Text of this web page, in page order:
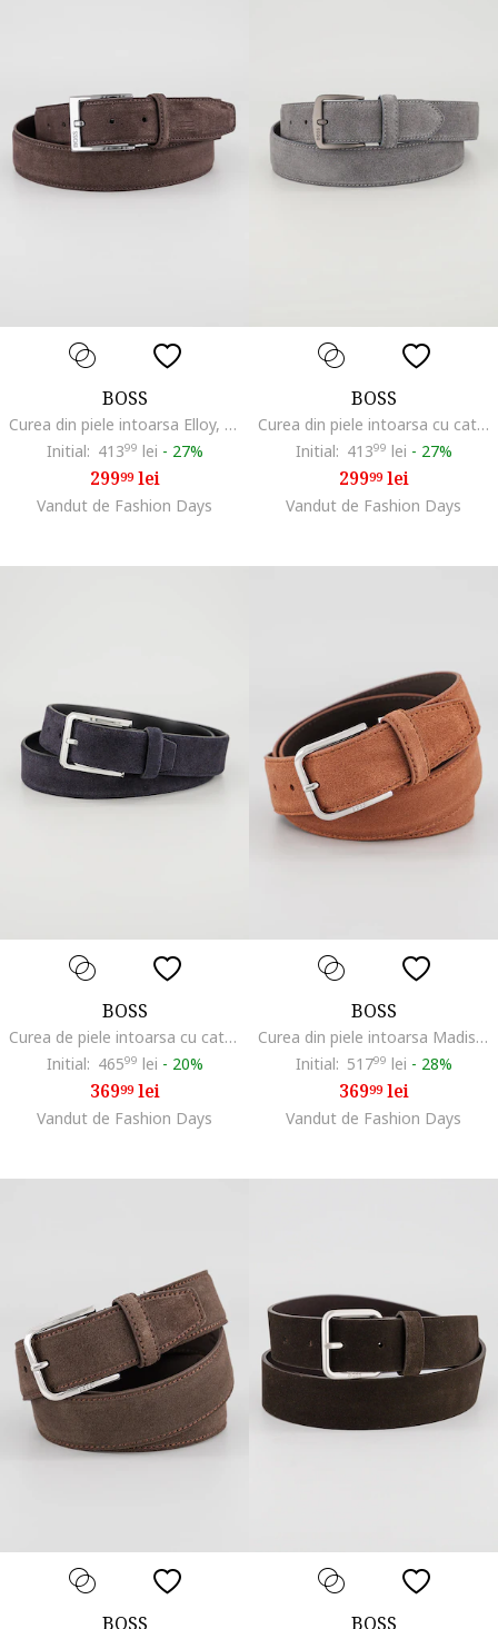
BOSS
Curea din piele intoarsa Elloy, Maro inchis
Initial: 41399 lei - 27%
29999lei
Vandut de Fashion Days
BOSS
Curea din piele intoarsa cu catarama metalica, Gri carbune
Initial: 41399 lei - 27%
29999lei
Vandut de Fashion Days
BOSS
Curea de piele intoarsa cu catarama metalica, Albastru ultramarin
Initial: 46599 lei - 20%
36999lei
Vandut de Fashion Days
BOSS
Curea din piele intoarsa Madison, Caramiziu
Initial: 51799 lei - 28%
36999lei
Vandut de Fashion Days
BOSS BOSS